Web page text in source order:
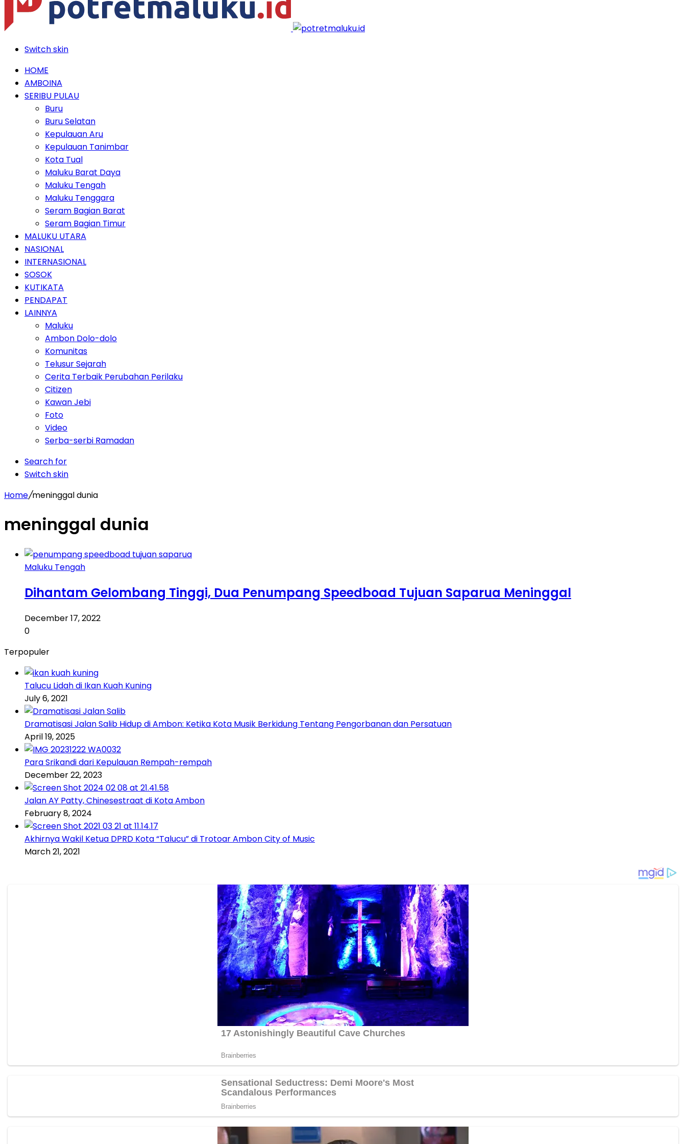
Switch skin
HOME
AMBOINA
SERIBU PULAU
Buru
Buru Selatan
Kepulauan Aru
Kepulauan Tanimbar
Kota Tual
Maluku Barat Daya
Maluku Tengah
Maluku Tenggara
Seram Bagian Barat
Seram Bagian Timur
MALUKU UTARA
NASIONAL
INTERNASIONAL
SOSOK
KUTIKATA
PENDAPAT
LAINNYA
Maluku
Ambon Dolo-dolo
Komunitas
Telusur Sejarah
Cerita Terbaik Perubahan Perilaku
Citizen
Kawan Jebi
Foto
Video
Serba-serbi Ramadan
Search for
Switch skin
Home/meninggal dunia
meninggal dunia
Maluku Tengah
Dihantam Gelombang Tinggi, Dua Penumpang Speedboad Tujuan Saparua Meninggal
December 17, 2022
0
Terpopuler
Talucu Lidah di Ikan Kuah Kuning
July 6, 2021
Dramatisasi Jalan Salib Hidup di Ambon: Ketika Kota Musik Berkidung Tentang Pengorbanan dan Persatuan
April 19, 2025
Para Srikandi dari Kepulauan Rempah-rempah
December 22, 2023
Jalan AY Patty, Chinesestraat di Kota Ambon
February 8, 2024
Akhirnya Wakil Ketua DPRD Kota “Talucu” di Trotoar Ambon City of Music
March 21, 2021